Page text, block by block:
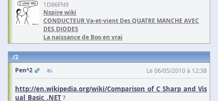
1D86FN9
Nspire wiki
CONDUCTEUR Va-et-vient Des QUATRE MANCHE AVEC
DES DIODES
La naissance de Boo en vrai
2
Pen^2
Le 06/05/2010 à 12:38
http://en.wikipedia.org/wiki/Comparison_of_C_Sharp_and_Vis
ual_Basic_.NET?